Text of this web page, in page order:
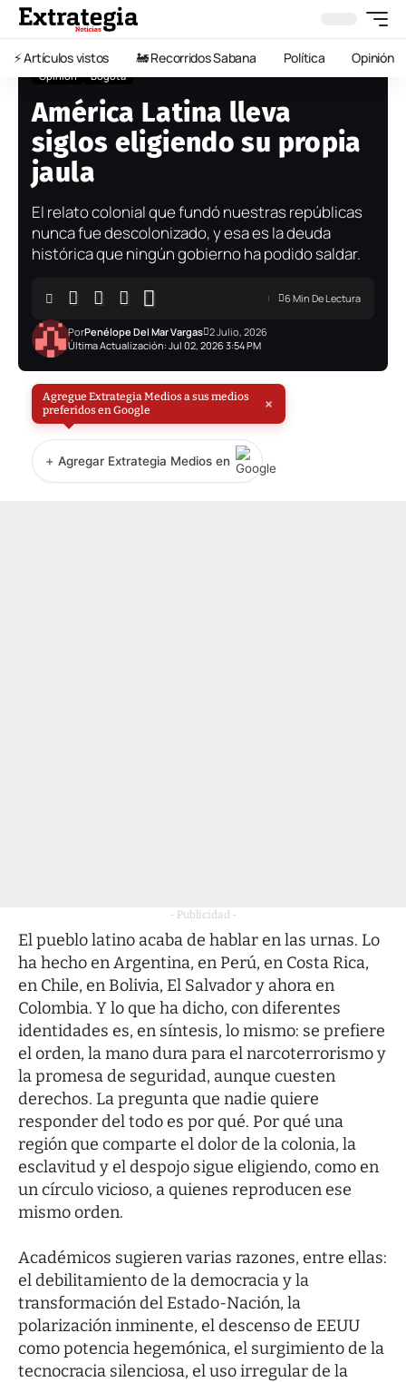
⚡️ Artículos vistos 🚂 Recorridos Sabana Política Opinión
Inicio» Últimas Noticias» Opinión» América Latina lleva siglos eligiendo su propia jaula
Opinión Bogotá
América Latina lleva
siglos eligiendo su propia
jaula
El relato colonial que fundó nuestras repúblicas
nunca fue descolonizado, y esa es la deuda
histórica que ningún gobierno ha podido saldar.
Última Actualización: Jul 02, 2026 3:54 PM
PorPenélope Del Mar Vargas 2 Julio, 2026
6 Min De Lectura
Agregue Extrategia Medios a sus medios
preferidos en Google
×
+ Agregar Extrategia Medios en
- Publicidad -
El pueblo latino acaba de hablar en las urnas. Lo
ha hecho en Argentina, en Perú, en Costa Rica,
en Chile, en Bolivia, El Salvador y ahora en
Colombia. Y lo que ha dicho, con diferentes
identidades es, en síntesis, lo mismo: se prefiere
el orden, la mano dura para el narcoterrorismo y
la promesa de seguridad, aunque cuesten
derechos. La pregunta que nadie quiere
responder del todo es por qué. Por qué una
región que comparte el dolor de la colonia, la
esclavitud y el despojo sigue eligiendo, como en
un círculo vicioso, a quienes reproducen ese
mismo orden.
Académicos sugieren varias razones, entre ellas:
el debilitamiento de la democracia y la
transformación del Estado-Nación, la
polarización inminente, el descenso de EEUU
como potencia hegemónica, el surgimiento de la
tecnocracia silenciosa, el uso irregular de la